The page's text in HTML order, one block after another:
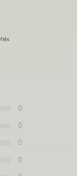
0
0
0
0